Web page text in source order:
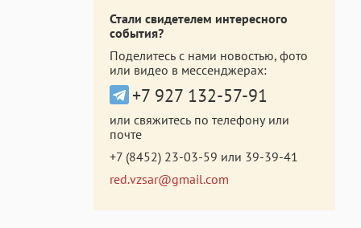
Стали свидетелем интересного
события?
Поделитесь с нами новостью, фото
или видео в мессенджерах:
+7 927 132-57-91
или свяжитесь по телефону или
почте
+7 (8452) 23-03-59 или 39-39-41
red.vzsar@gmail.com